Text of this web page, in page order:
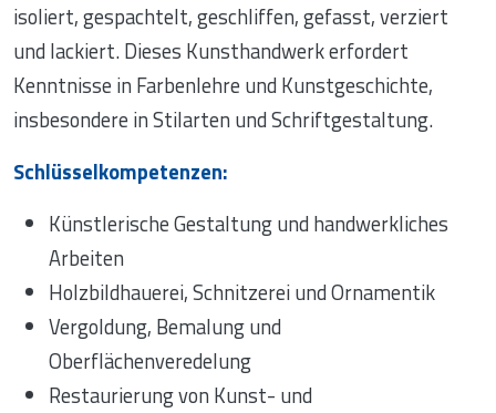
isoliert, gespachtelt, geschliffen, gefasst, verziert
und lackiert. Dieses Kunsthandwerk erfordert
Kenntnisse in Farbenlehre und Kunstgeschichte,
insbesondere in Stilarten und Schriftgestaltung.
Schlüsselkompetenzen:
Künstlerische Gestaltung und handwerkliches
Arbeiten
Holzbildhauerei, Schnitzerei und Ornamentik
Vergoldung, Bemalung und
Oberflächenveredelung
Restaurierung von Kunst- und